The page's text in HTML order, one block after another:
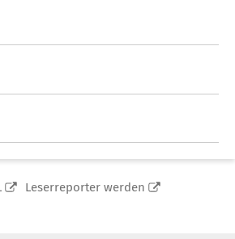
Leserreporter werden